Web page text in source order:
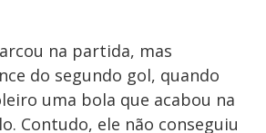
na partida, mas
do segundo gol, quando
uma bola que acabou na
Contudo, ele não conseguiu